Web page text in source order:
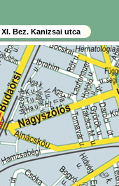
XI. Bez. Kanizsai utca